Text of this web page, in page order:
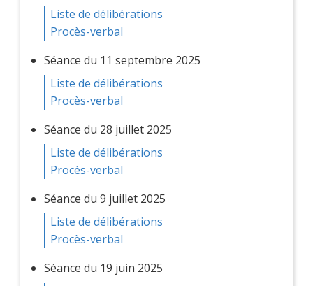
Liste de délibérations
Procès-verbal
Séance du 11 septembre 2025
Liste de délibérations
Procès-verbal
Séance du 28 juillet 2025
Liste de délibérations
Procès-verbal
Séance du 9 juillet 2025
Liste de délibérations
Procès-verbal
Séance du 19 juin 2025